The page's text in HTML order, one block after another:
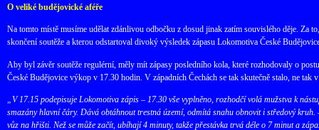
O veliké budějovické aféře
Na tomto místě musíme udělat zdánlivou odbočku z dosud jinak zatím souvislého děje. Za
skončení soutěže a kterou odstartoval divoký výsledek zápasu Lokomotiva České
Aby byl závěr soutěže regulérní, měly mít zápasy posledního kola, které rozhodovaly o
České Budějovice výkop v 17.30 hodin. V západních Čechách se tak skutečně stalo, ne
„V 17.15 podepisuje Lokomotiva zápis – 17.30 vše vyplněno, rozhodčí volá mužstva k
smazány hlavní čáry. Dává obtáhnout trestná území, odmítá snahu obnovit i středový
vůz na hřišti. Než se může začít, ubíhají 4 minuty, takže přestávka trvá déle o 7 minut a